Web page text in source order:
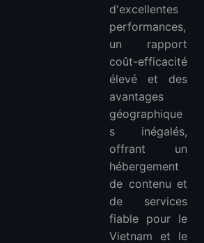
d'excellentes
performances,
un rapport
coût-efficacité
élevé et des
avantages
géographique
s inégalés,
offrant un
hébergement
de contenu et
de services
fiable pour le
Vietnam et le